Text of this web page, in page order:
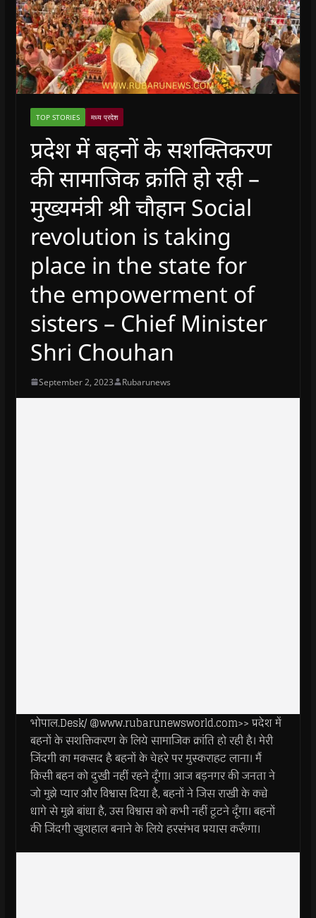
TOP STORIES मध्य प्रदेश
प्रदेश में बहनों के सशक्तिकरण
की सामाजिक क्रांति हो रही –
मुख्यमंत्री श्री चौहान Social
revolution is taking
place in the state for
the empowerment of
sisters – Chief Minister
Shri Chouhan
September 2, 2023 Rubarunews
भोपाल.Desk/ @www.rubarunewsworld.com>> प्रदेश में
बहनों के सशक्तिकरण के लिये सामाजिक क्रांति हो रही है। मेरी
जिंदगी का मकसद है बहनों के चेहरे पर मुस्कराहट लाना। मैं
किसी बहन को दुखी नहीं रहने दूँगा। आज बड़नगर की जनता ने
जो मुझे प्यार और विश्वास दिया है, बहनों ने जिस राखी के कच्चे
धागे से मुझे बांधा है, उस विश्वास को कभी नहीं टूटने दूँगा। बहनों
की जिंदगी खुशहाल बनाने के लिये हरसंभव प्रयास करूँगा।